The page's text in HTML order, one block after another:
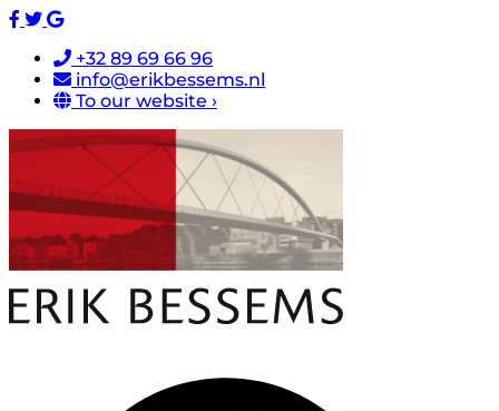
+32 89 69 66 96
info@erikbessems.nl
To our website ›